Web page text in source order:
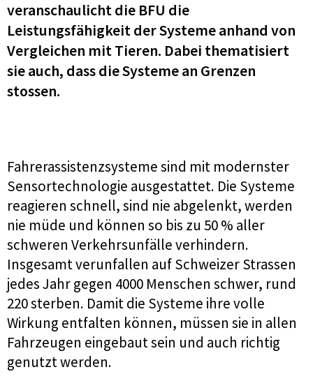
veranschaulicht die BFU die
Leistungsfähigkeit der Systeme anhand von
Vergleichen mit Tieren. Dabei thematisiert
sie auch, dass die Systeme an Grenzen
stossen.
Fahrerassistenzsysteme sind mit modernster
Sensortechnologie ausgestattet. Die Systeme
reagieren schnell, sind nie abgelenkt, werden
nie müde und können so bis zu 50 % aller
schweren Verkehrsunfälle verhindern.
Insgesamt verunfallen auf Schweizer Strassen
jedes Jahr gegen 4000 Menschen schwer, rund
220 sterben. Damit die Systeme ihre volle
Wirkung entfalten können, müssen sie in allen
Fahrzeugen eingebaut sein und auch richtig
genutzt werden.